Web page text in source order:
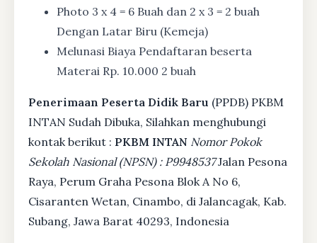
Photo 3 x 4 = 6 Buah dan 2 x 3 = 2 buah
Dengan Latar Biru (Kemeja)
Melunasi Biaya Pendaftaran beserta
Materai Rp. 10.000 2 buah
Penerimaan Peserta Didik Baru (PPDB) PKBM
INTAN Sudah Dibuka, Silahkan menghubungi
kontak berikut : PKBM INTAN Nomor Pokok
Sekolah Nasional (NPSN) : P9948537Jalan Pesona
Raya, Perum Graha Pesona Blok A No 6,
Cisaranten Wetan, Cinambo, di Jalancagak, Kab.
Subang, Jawa Barat 40293, Indonesia